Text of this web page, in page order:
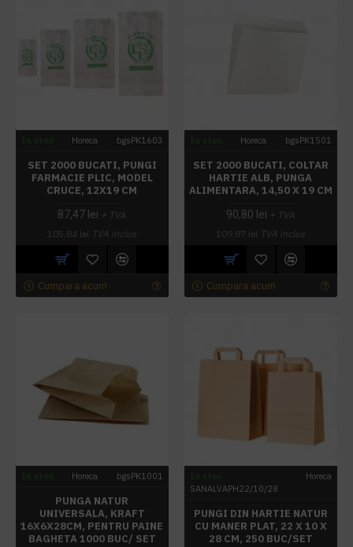
Horeca bgsPK1603
SET 2000 BUCATI, PUNGI
FARMACIE PLIC, MODEL
CRUCE, 12X19 CM
87,47 lei + TVA
105,84 lei TVA inclus
Cumpara acum
Horeca bgsPK1501
SET 2000 BUCATI, COLTAR
HARTIE ALB, PUNGA
ALIMENTARA, 14,50 X 19 CM
90,80 lei + TVA
109,87 lei TVA inclus
Cumpara acum
Horeca bgsPK1001
PUNGA NATUR
UNIVERSALA, KRAFT
16X6X28CM, PENTRU PAINE
BAGHETA 1000 BUC/ SET
Horeca
SANALVAPH22/10/28
PUNGI DIN HARTIE NATUR
CU MANER PLAT, 22 X 10 X
28 CM, 250 BUC/SET